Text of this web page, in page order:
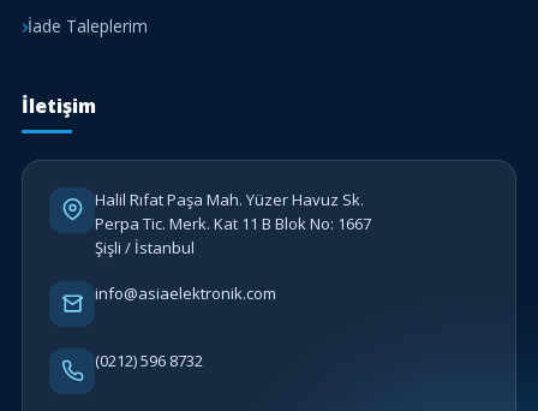
İade Taleplerim
İletişim
Halil Rıfat Paşa Mah. Yüzer Havuz Sk.
Perpa Tic. Merk. Kat 11 B Blok No: 1667
Şişli / İstanbul
info@asiaelektronik.com
(0212) 596 8732